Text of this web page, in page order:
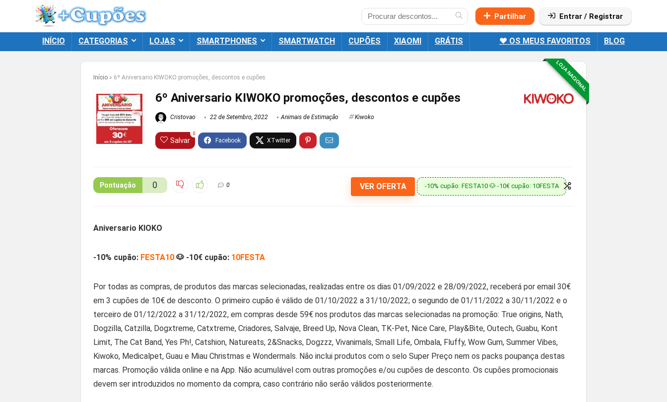
Partilhar Entrar / Registrar
INÍCIO CATEGORIAS LOJAS SMARTPHONES SMARTWATCH CUPÕES XIAOMI GRÁTIS ❤️ OS MEUS FAVORITOS BLOG
Início » 6º Aniversario KIWOKO promoções, descontos e cupões LOJA NACIONAL
6º Aniversario KIWOKO promoções, descontos e cupões
Cristovao 22 de Setembro, 2022 Animais de Estimação Kiwoko
Salvar
0
Pontuação 0 0 VER OFERTA -10% cupão: FESTA10 🐶 -10€ cupão: 10FESTA
Aniversario KIOKO
-10% cupão: FESTA10 🐶 -10€ cupão: 10FESTA
Por todas as compras, de produtos das marcas selecionadas, realizadas entre os dias 01/09/2022 e 28/09/2022, receberá por email 30€
em 3 cupões de 10€ de desconto. O primeiro cupão é válido de 01/10/2022 a 31/10/2022; o segundo de 01/11/2022 a 30/11/2022 e o
terceiro de 01/12/2022 a 31/12/2022, em compras desde 59€ nos produtos das marcas selecionadas na promoção: True origins, Nath,
Dogzilla, Catzilla, Dogxtreme, Catxtreme, Criadores, Salvaje, Breed Up, Nova Clean, TK-Pet, Nice Care, Play&Bite, Outech, Guabu, Kont
Limit, The Cat Band, Yes Ph!, Catshion, Natureats, 2&Snacks, Dogzzz, Vivanimals, Small Life, Ombala, Fluffy, Wow Gum, Summer Vibes,
Kiwoko, Medicalpet, Guau e Miau Christmas e Wondermals. Não inclui produtos com o selo Super Preço nem os packs poupança destas
marcas. Promoção válida online e na App. Não acumulável com outras promoções e/ou cupões de desconto. Os cupões promocionais
devem ser introduzidos no momento da compra, caso contrário não serão válidos posteriormente.